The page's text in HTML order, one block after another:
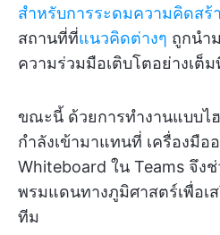
สำหรับการระดมความคิดสร้
สถานที่ที่แนวคิดต่างๆ ถูกนำ
ความร่วมมือเติบโตอย่างเต็ม
ขณะนี้ ด้วยการทำงานแบบไ
กำลังเข้ามาแทนที่ เครื่องมือ
Whiteboard ใน Teams จึง
พรมแดนทางภูมิศาสตร์เพื่อเ
ทีม